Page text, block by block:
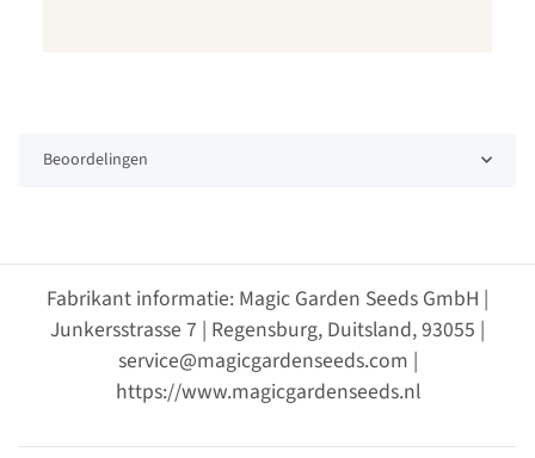
Beoordelingen
Fabrikant informatie: Magic Garden Seeds GmbH |
Junkersstrasse 7 | Regensburg, Duitsland, 93055 |
service@magicgardenseeds.com |
https://www.magicgardenseeds.nl